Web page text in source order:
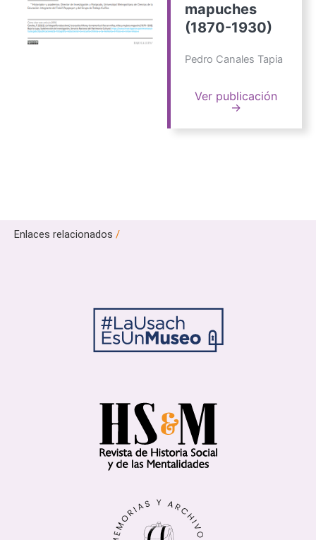
mapuches
(1870-1930)
Pedro Canales Tapia
Ver publicación
→
Enlaces relacionados /